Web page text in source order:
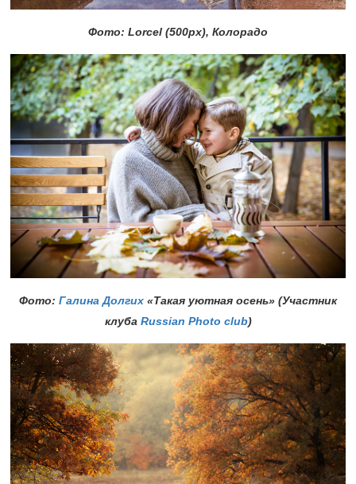
Фото: Lorcel (500px), Колорадо
Фото: Галина Долгих «Такая уютная осень» (Участник
клуба Russian Photo club)